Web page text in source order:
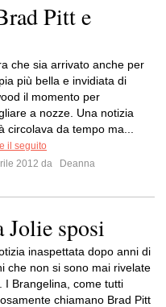
Pitt e
che sia arrivato anche per
più bella e invidiata di
il momento per
a nozze. Una notizia
circolava da tempo ma...
il seguito
2012 da
Deanna
Jolie sposi
inaspettata dopo anni di
che non si sono mai rivelate
I Brangelina, come tutti
chiamano Brad Pitt